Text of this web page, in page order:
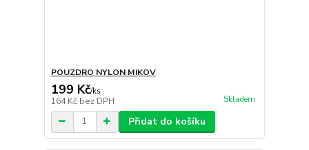
POUZDRO NYLON MIKOV
199 Kč/ks
164 Kč bez DPH Skladem
Přidat do košíku